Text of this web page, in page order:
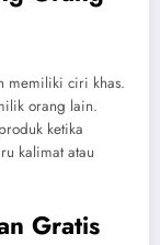
memiliki ciri khas.
orang lain.
ketika
kalimat atau
Gratis